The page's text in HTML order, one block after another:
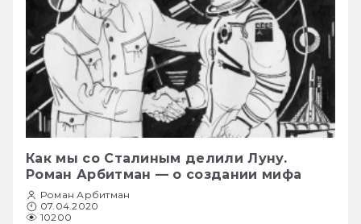
Как мы со Сталиным делили Луну.
Роман Арбитман — о создании мифа
Роман Арбитман
07.04.2020
10200